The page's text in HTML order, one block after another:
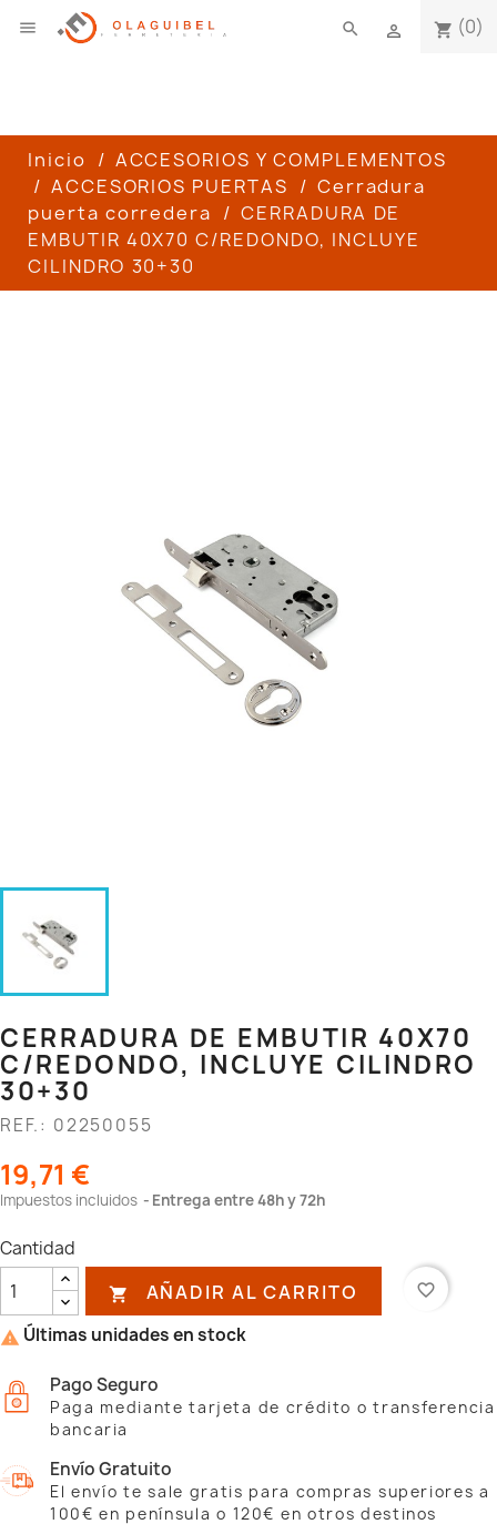
 shopping_cart (0)

search
Inicio
ACCESORIOS Y COMPLEMENTOS
ACCESORIOS PUERTAS
Cerradura
puerta corredera
CERRADURA DE
EMBUTIR 40X70 C/REDONDO, INCLUYE
CILINDRO 30+30
CERRADURA DE EMBUTIR 40X70
C/REDONDO, INCLUYE CILINDRO
30+30
REF.: 02250055
19,71 €
Impuestos incluidos Entrega entre 48h y 72h
Cantidad
 AÑADIR AL CARRITO favorite_border
 Últimas unidades en stock
Pago Seguro
Paga mediante tarjeta de crédito o transferencia
bancaria
Envío Gratuito
El envío te sale gratis para compras superiores a
100€ en península o 120€ en otros destinos